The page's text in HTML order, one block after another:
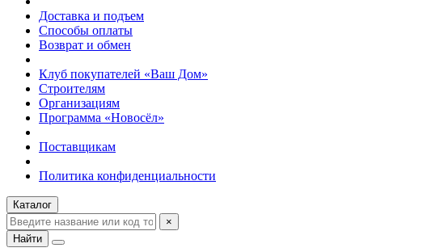
Доставка и подъем
Способы оплаты
Возврат и обмен
Клуб покупателей «Ваш Дом»
Строителям
Организациям
Программа «Новосёл»
Поставщикам
Политика конфиденциальности
Каталог
×
Найти